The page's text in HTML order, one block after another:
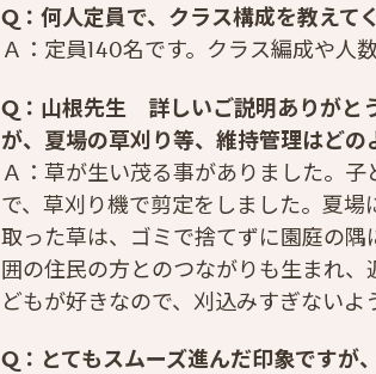
Q：何人定員で、クラス構成を教えて
Ａ：定員140名です。クラス編成や人
Q：山根先生 詳しいご説明ありがと
が、夏場の草刈り等、維持管理はどの
Ａ：草が生い茂る事がありました。
で、草刈り機で剪定をしました。夏
取った草は、ゴミで捨てずに園庭の
囲の住民の方とのつながりも生まれ
どもが好きなので、刈込みすぎないよ
Q：とてもスムーズ進んだ印象ですが